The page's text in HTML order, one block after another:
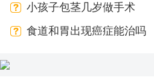
小孩子包茎几岁做手术
食道和胃出现癌症能治吗